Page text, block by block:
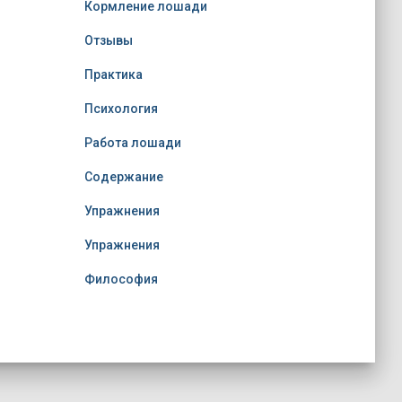
Кормление лошади
Отзывы
Практика
Психология
Работа лошади
Содержание
Упражнения
Упражнения
Философия